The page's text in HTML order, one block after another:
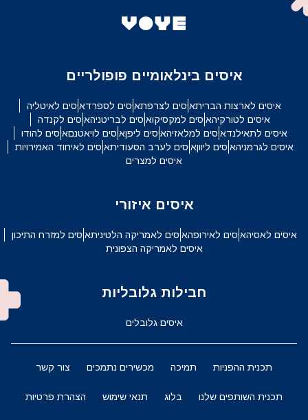
איסים בינלאומיים פופולריים
איסים לארצות הבריתאיסים לצרפתאיסים לספרדאיסים לאיטליה
איסים לטורקיהאיסים למקסיקואיסים לבריטניהאיסים לקנדה
איסים לתאילנדאיסים למלאזיהאיסים ליפןאיסים לויאטנםאיסים להודו
איסים לגרמניהאיסים ליווןאיסים לערב הסעודיתאיסים לאיחוד האמירויות
איסים למצרים
איסים איזורי
איסים לאסיהאיסים לאירופהאיסים לאמריקה הלטיניתאיסים למזרח התיכון
איסים לאמריקה הצפונית
חבילות גלובליות
איסים גלובלים
תכנית ההפניות תמיכה מכשירים נתמכים צור קשר
תכנית השותפים שלנו בלוג תנאי שימוש הצהרת פרטיות